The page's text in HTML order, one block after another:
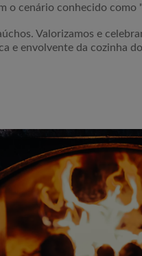
o cenário conhecido como
Valorizamos e
e envolvente da cozinha